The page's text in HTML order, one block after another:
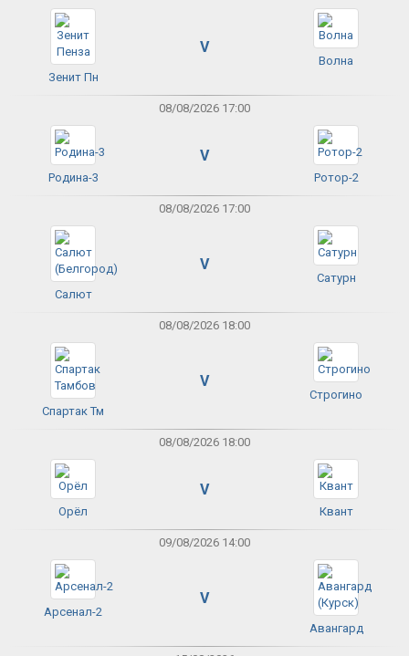
Зенит Пн
V
Волна
08/08/2026 17:00
Родина-3
V
Ротор-2
08/08/2026 17:00
Салют
V
Сатурн
08/08/2026 18:00
Спартак Тм
V
Строгино
08/08/2026 18:00
Орёл
V
Квант
09/08/2026 14:00
Арсенал-2
V
Авангард